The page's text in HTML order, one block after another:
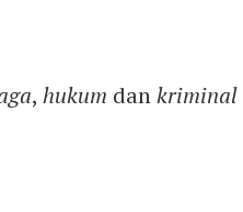
, hukum dankriminal